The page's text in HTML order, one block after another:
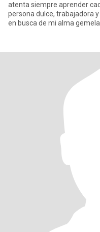
atenta siempre aprender
persona dulce, trabajadora
en busca de mi alma